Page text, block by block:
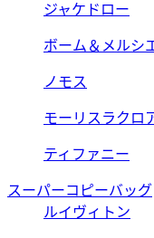
ジャケドロー
ボーム＆メルシ
ノモス
モーリスラクロ
ティファニー
スーパーコピーバッグ
ルイヴィトン